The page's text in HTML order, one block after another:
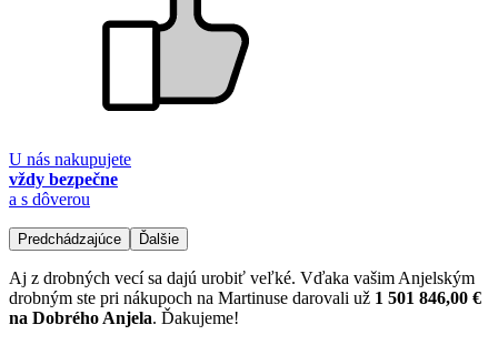
U nás nakupujete
vždy bezpečne
a s dôverou
Predchádzajúce Ďalšie
Aj z drobných vecí sa dajú urobiť veľké. Vďaka vašim Anjelským
drobným ste pri nákupoch na Martinuse darovali už 1 501 846,00 €
na Dobrého Anjela. Ďakujeme!